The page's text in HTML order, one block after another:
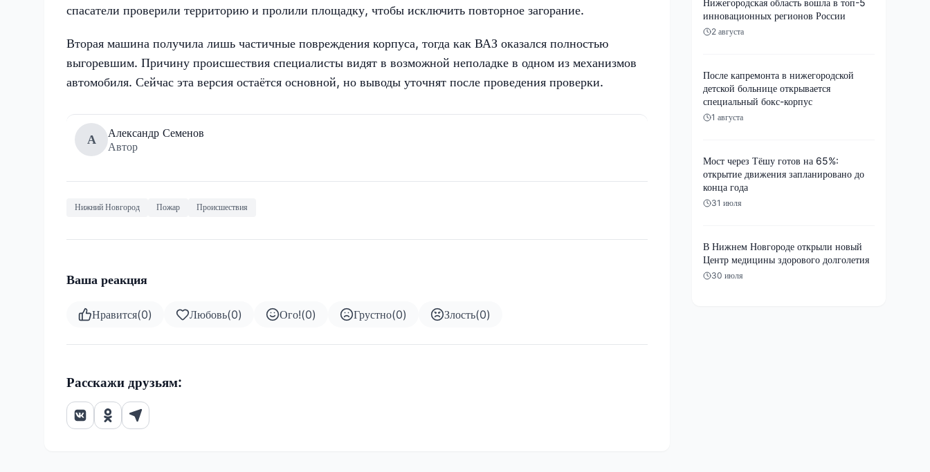
спасатели проверили территорию и пролили площадку, чтобы исключить повторное загорание.
Вторая машина получила лишь частичные повреждения корпуса, тогда как ВАЗ оказался полностью
выгоревшим. Причину происшествия специалисты видят в возможной неполадке в одном из механизмов
автомобиля. Сейчас эта версия остаётся основной, но выводы уточнят после проведения проверки.
А
Александр Семенов
Автор
Нижний Новгород Пожар Происшествия
Ваша реакция
Нравится(0) Любовь(0) Ого!(0) Грустно(0) Злость(0)
Расскажи друзьям:
Нижегородская область вошла в топ-5
инновационных регионов России
2 августа
После капремонта в нижегородской
детской больнице открывается
специальный бокс-корпус
1 августа
Мост через Тёшу готов на 65%:
открытие движения запланировано до
конца года
31 июля
В Нижнем Новгороде открыли новый
Центр медицины здорового долголетия
30 июля